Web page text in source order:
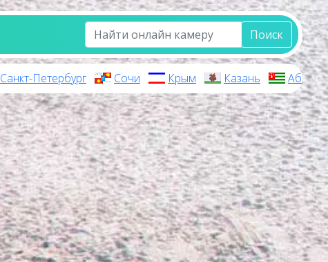
Поиск
Санкт-Петербург Сочи Крым Казань